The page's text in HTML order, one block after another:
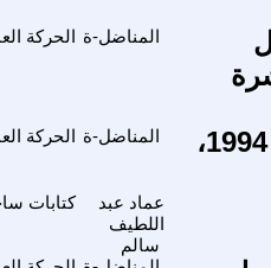
الحركة المناضل-ة
الحركة المناضل-ة
افتتاحية العدد الثاني من البوصلة - فاتح مايو 1994،
كتابات
عماد عبد
اللطيف
سالم